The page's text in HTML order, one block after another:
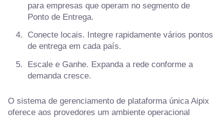
para empresas que operam no segmento de
Ponto de Entrega.
Conecte locais. Integre rapidamente vários pontos
de entrega em cada país.
Escale e Ganhe. Expanda a rede conforme a
demanda cresce.
O sistema de gerenciamento de plataforma única Aipix
oferece aos provedores um ambiente operacional